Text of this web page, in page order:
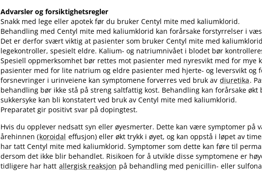
Advarsler og forsiktighetsregler
Snakk med lege eller apotek før du bruker Centyl mite med kaliumklorid.
Behandling med Centyl mite med kaliumklorid kan forårsake forstyrrelser i
Det er derfor svært viktig at pasienter som bruker Centyl mite med
legekontroller, spesielt eldre. Kalium- og natriumnivået i blodet bør
Spesiell oppmerksomhet bør rettes mot pasienter med nyresvikt med for mye
pasienter med for lite natrium og eldre pasienter med hjerte- og leversvikt og
forsnevringer i urinveiene kan symptomene forverres ved bruk av diuretika.
behandling bør ikke stå på streng saltfattig kost. Behandling kan forårsake økt
sukkersyke kan bli konstatert ved bruk av Centyl mite med kaliumklorid.
Preparatet gir positivt svar på dopingtest.
Hvis du opplever nedsatt syn eller øyesmerter. Dette kan være symptomer på
årehinnen (koroidal effusjon) eller økt trykk i øyet, og kan oppstå i løpet av
har tatt Centyl mite med kaliumklorid. Symptomer som dette kan føre til
dersom det ikke blir behandlet. Risikoen for å utvikle disse symptomene er
tidligere har hatt allergisk reaksjon på behandling med penicillin- eller